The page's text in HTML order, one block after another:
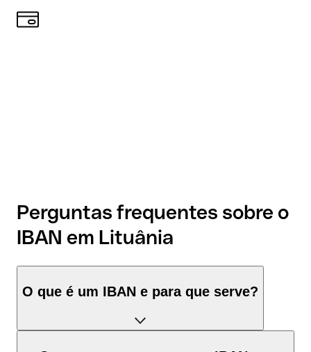
Perguntas frequentes sobre o
IBAN em Lituânia
O que é um IBAN e para que serve?